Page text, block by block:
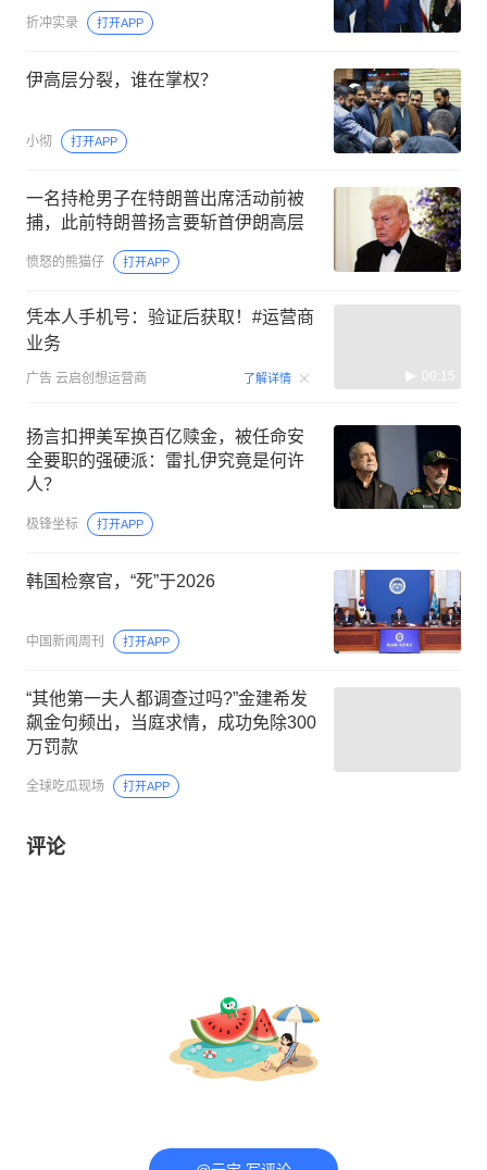
折冲实录 打开APP
伊高层分裂，谁在掌权？
小彻 打开APP
一名持枪男子在特朗普出席活动前被
捕，此前特朗普扬言要斩首伊朗高层
愤怒的熊猫仔 打开APP
凭本人手机号：验证后获取！#运营商
业务
广告 云启创想运营商 了解详情 00:15
扬言扣押美军换百亿赎金，被任命安
全要职的强硬派：雷扎伊究竟是何许
人？
极锋坐标 打开APP
韩国检察官，“死”于2026
中国新闻周刊 打开APP
“其他第一夫人都调查过吗?”金建希发
飙金句频出，当庭求情，成功免除300
万罚款
全球吃瓜现场 打开APP
评论